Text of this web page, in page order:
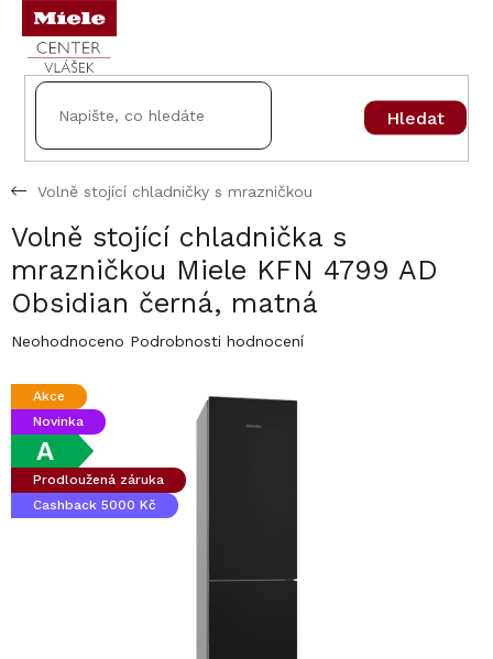
Přejít
obsah
Hledat
Volně stojící chladničky s mrazničkou
Volně stojící chladnička s
mrazničkou Miele KFN 4799 AD
Obsidian černá, matná
Průměrné
produktu
0,0
5
hvězdiček.
Neohodnoceno Podrobnosti hodnocení
Akce
Novinka
A
Prodloužená záruka
Cashback 5000 Kč